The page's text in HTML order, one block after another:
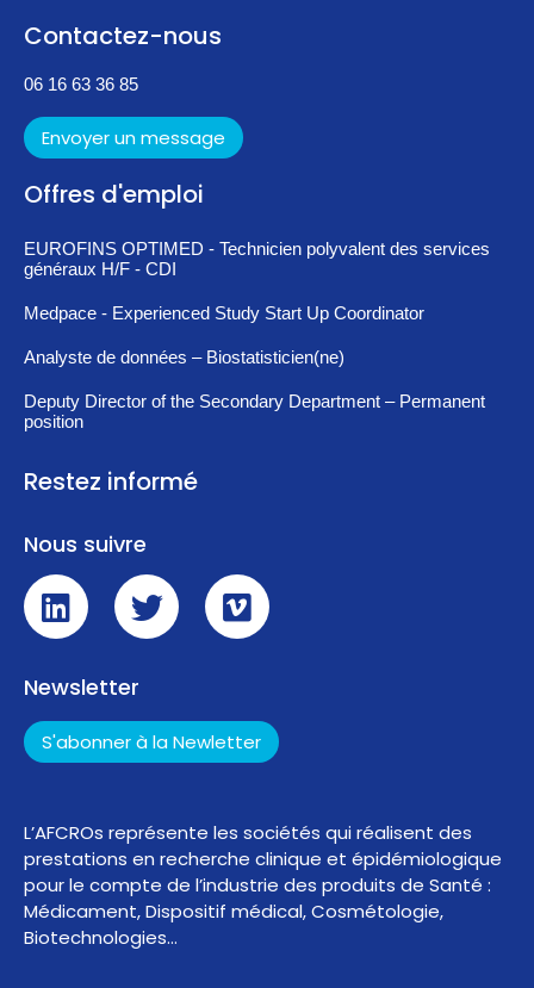
Contactez-nous
06 16 63 36 85
Envoyer un message
Offres d'emploi
EUROFINS OPTIMED - Technicien polyvalent des services
généraux H/F - CDI
Medpace - Experienced Study Start Up Coordinator
Analyste de données – Biostatisticien(ne)
Deputy Director of the Secondary Department – Permanent
position
Restez informé
Nous suivre
Newsletter
S'abonner à la Newletter
L’AFCROs représente les sociétés qui réalisent des
prestations en recherche clinique et épidémiologique
pour le compte de l’industrie des produits de Santé :
Médicament, Dispositif médical, Cosmétologie,
Biotechnologies…